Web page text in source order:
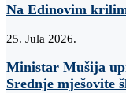
Na Edinovim
25. Jula 2026.
Ministar Mušija
Srednje mješovite